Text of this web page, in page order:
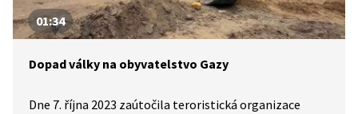
01:34
Dopad války na obyvatelstvo Gazy
Dne 7. října 2023 zaútočila teroristická organizace